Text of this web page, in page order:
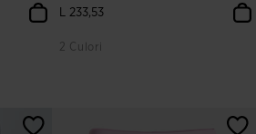
L 233,53
2 Culori